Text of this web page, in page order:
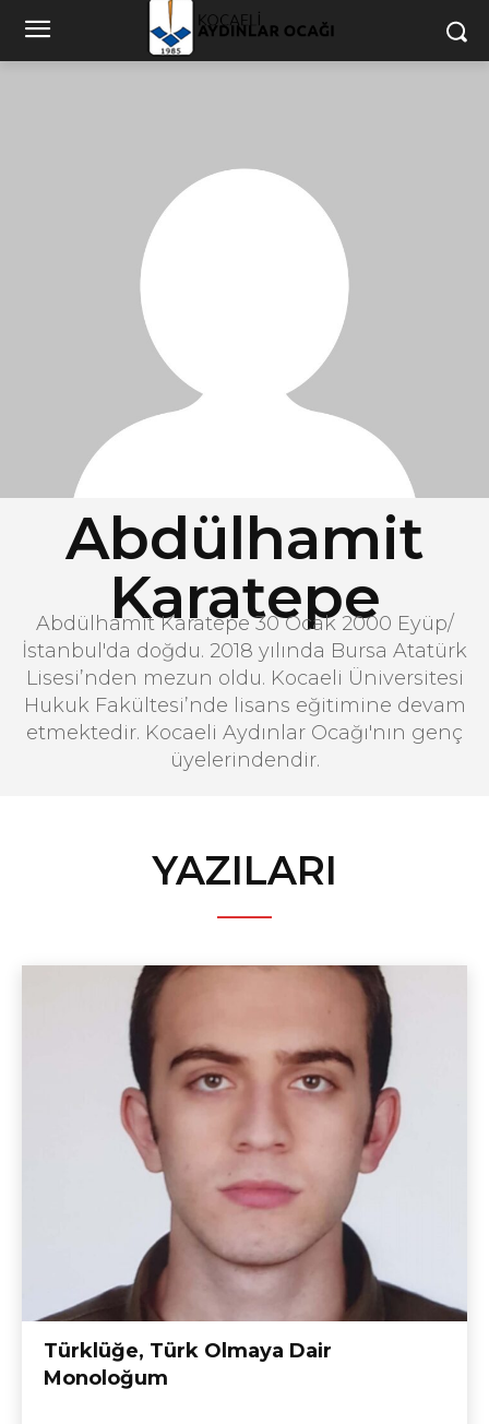
Abdülhamit
Karatepe
Abdülhamit Karatepe 30 Ocak 2000 Eyüp/
İstanbul'da doğdu. 2018 yılında Bursa Atatürk
Lisesi’nden mezun oldu. Kocaeli Üniversitesi
Hukuk Fakültesi’nde lisans eğitimine devam
etmektedir. Kocaeli Aydınlar Ocağı'nın genç
üyelerindendir.
YAZILARI
Türklüğe, Türk Olmaya Dair
Monoloğum